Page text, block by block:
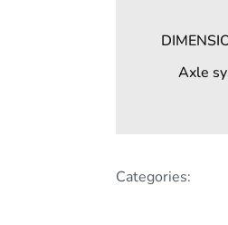
Axle
Categories: